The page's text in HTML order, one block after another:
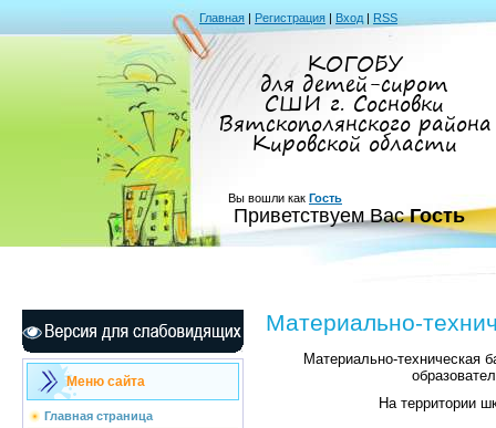
Главная | Регистрация | Вход | RSS
КОГОБУ
для детей-сирот
СШИ г. Сосновки
Вятскополянского района
Кировской области
Вы вошли как Гость
Приветствуем Вас Гость
Меню сайта
Главная страница
Материально-
Материально-техническая
На территории